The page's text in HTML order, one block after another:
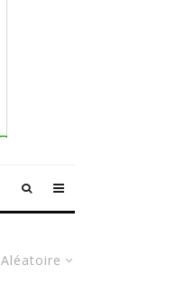
Aléatoire